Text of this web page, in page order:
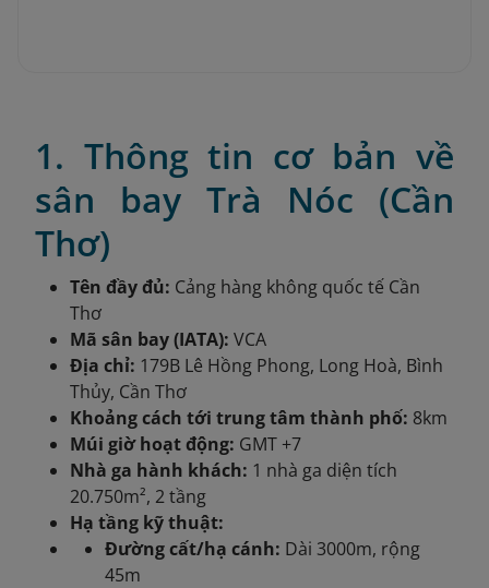
1. Thông tin cơ bản về
sân bay Trà Nóc (Cần
Thơ)
Tên đầy đủ: Cảng hàng không quốc tế Cần
Thơ
Mã sân bay (IATA): VCA
Địa chỉ: 179B Lê Hồng Phong, Long Hoà, Bình
Thủy, Cần Thơ
Khoảng cách tới trung tâm thành phố: 8km
Múi giờ hoạt động: GMT +7
Nhà ga hành khách: 1 nhà ga diện tích
20.750m², 2 tầng
Hạ tầng kỹ thuật:
Đường cất/hạ cánh: Dài 3000m, rộng
45m